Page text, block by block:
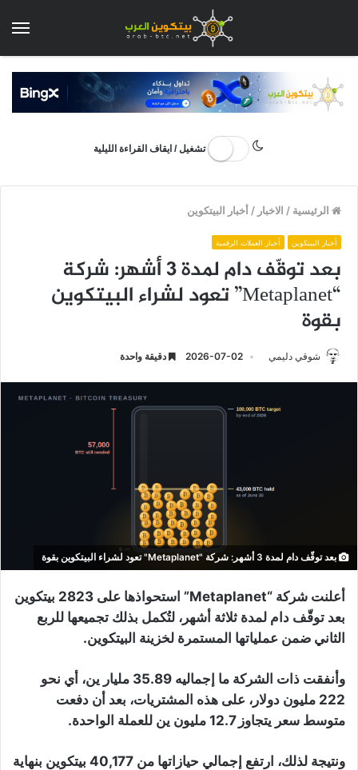
تشغيل / ايقاف القراءة الليلية
الرئيسية / الاخبار /أخبار البيتكوين
أخبار البيتكوين أخبار العملات الرقمية
بعد توقّف دام لمدة 3 أشهر: شركة
“Metaplanet” تعود لشراء البيتكوين
بقوة
شوقي دليمي 2026-07-02 دقيقة واحدة
بعد توقّف دام لمدة 3 أشهر: شركة "Metaplanet" تعود لشراء البيتكوين بقوة
أعلنت شركة “Metaplanet” استحواذها على 2823 بيتكوين
بعد توقّف دام لمدة ثلاثة أشهر، لتُكمل بذلك تجميعها للربع
الثاني ضمن عملياتها المستمرة لخزينة البيتكوين.
وأنفقت ذات الشركة ما إجماليه 35.89 مليار ين، أي نحو
222 مليون دولار، على هذه المشتريات، بعد أن دفعت
متوسط سعر يتجاوز 12.7 مليون ين للعملة الواحدة.
ونتيجة لذلك، ارتفع إجمالي حيازاتها من 40,177 بيتكوين بنهاية